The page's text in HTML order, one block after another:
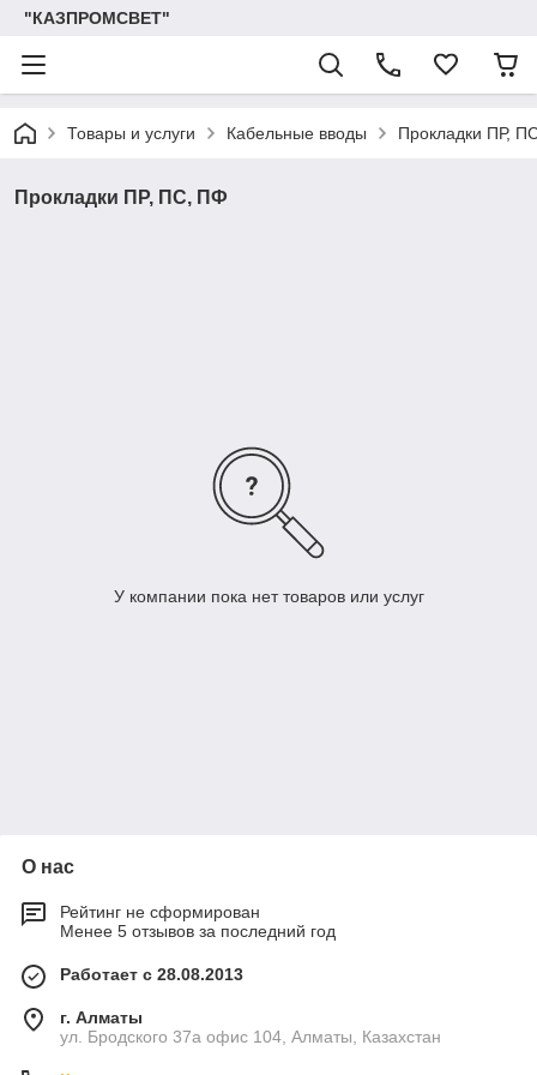
"КАЗПРОМСВЕТ"
Товары и услуги Кабельные вводы Прокладки ПР,
Прокладки ПР, ПС, ПФ
У компании пока нет товаров или услуг
О нас
Рейтинг не сформирован
Менее 5 отзывов за последний год
Работает с 28.08.2013
г. Алматы
ул. Бродского 37а офис 104, Алматы, Казахстан